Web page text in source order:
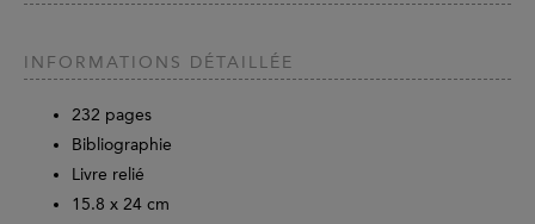
INFORMATIONS DÉTAILLÉE
232 pages
Bibliographie
Livre relié
15.8 x 24 cm